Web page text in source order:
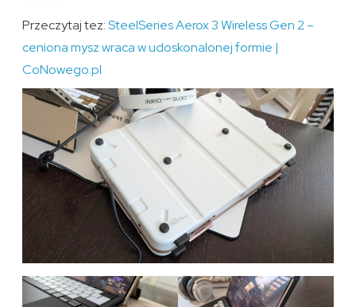
Przeczytaj tez:SteelSeries Aerox 3 Wireless Gen 2 –
ceniona mysz wraca w udoskonalonej formie |
CoNowego.pl